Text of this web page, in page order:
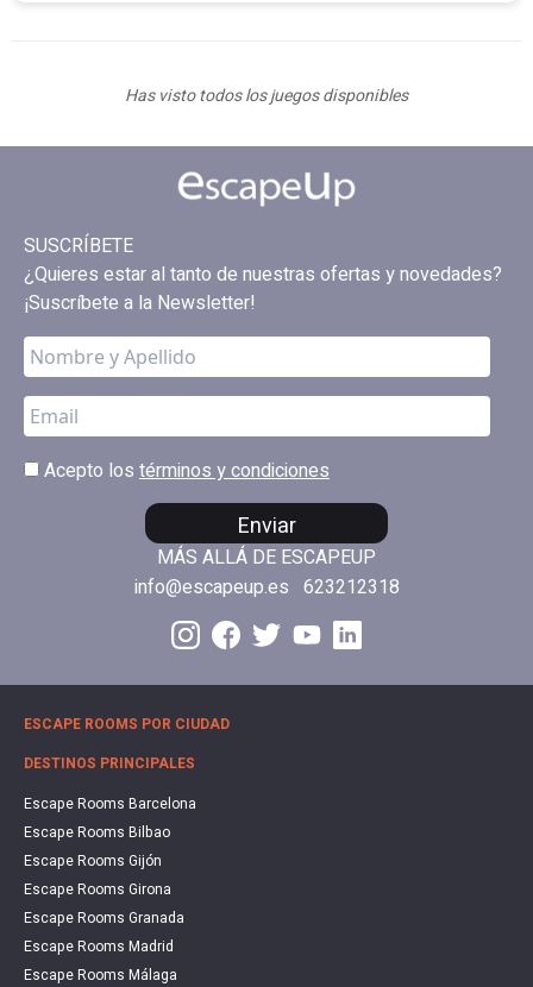
Has visto todos los juegos disponibles
SUSCRÍBETE
¿Quieres estar al tanto de nuestras ofertas y novedades?
¡Suscríbete a la Newsletter!
Acepto los términos y condiciones
Enviar
MÁS ALLÁ DE ESCAPEUP
info@escapeup.es 623212318
ESCAPE ROOMS POR CIUDAD
DESTINOS PRINCIPALES
Escape Rooms Barcelona
Escape Rooms Bilbao
Escape Rooms Gijón
Escape Rooms Girona
Escape Rooms Granada
Escape Rooms Madrid
Escape Rooms Málaga